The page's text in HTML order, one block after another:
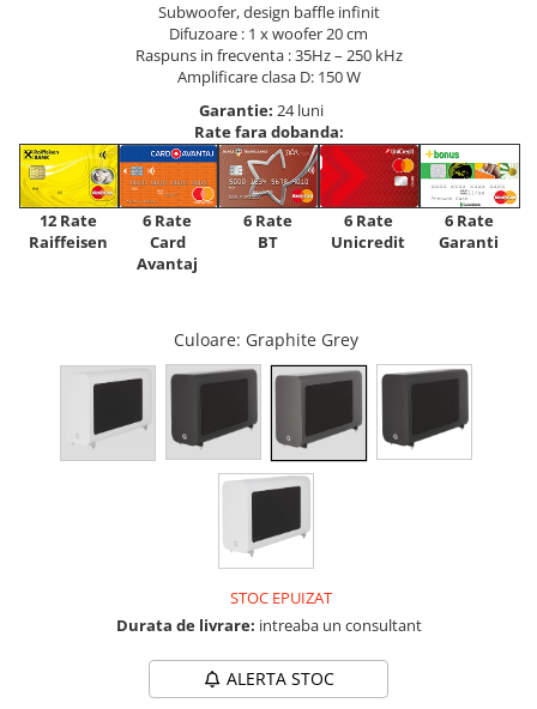
Subwoofer, design baffle infinit
Difuzoare : 1 x woofer 20 cm
Raspuns in frecventa : 35Hz – 250 kHz
Amplificare clasa D: 150 W
Garantie: 24 luni
Rate fara dobanda:
12 Rate
Raiffeisen
6 Rate
Card
Avantaj
6 Rate
BT
6 Rate
Unicredit
6 Rate
Garanti
Culoare: Graphite Grey
STOC EPUIZAT
Durata de livrare: intreaba un consultant
ALERTA STOC